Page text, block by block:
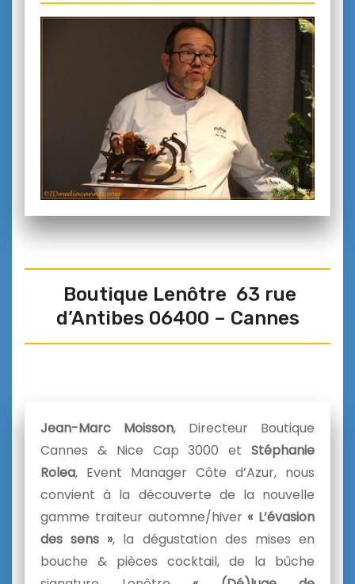
Boutique Lenôtre 63 rue
d’Antibes 06400 – Cannes
Jean-Marc Moisson, Directeur Boutique
Cannes & Nice Cap 3000 et Stéphanie
Rolea, Event Manager Côte d’Azur, nous
convient à la découverte de la nouvelle
gamme traiteur automne/hiver« L’évasion
des sens », la dégustation des mises en
bouche & pièces cocktail, de la bûche